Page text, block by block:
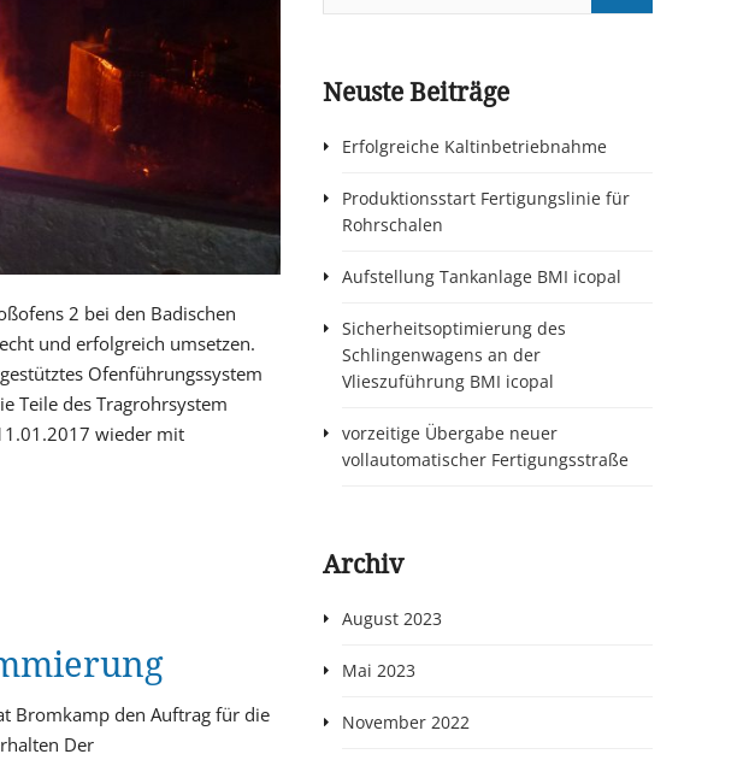
2 bei den Badischen
und erfolgreich umsetzen.
Ofenführungssystem
Teile des Tragrohrsystem
wieder mit
Bromkamp den Auftrag für die
Der
Neuste Beiträge
Erfolgreiche Kaltinbetriebnahme
Produktionsstart Fertigungslinie für
Rohrschalen
Aufstellung Tankanlage BMI icopal
Sicherheitsoptimierung des
Schlingenwagens an der
Vlieszuführung BMI icopal
vorzeitige Übergabe neuer
vollautomatischer Fertigungsstraße
Archiv
August 2023
Mai 2023
November 2022